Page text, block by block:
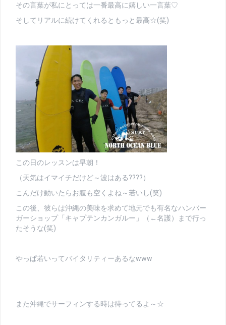
その言葉が私にとっては一番最高に嬉しい一言葉♡
そしてリアルに続けてくれるともっと最高☆(笑)
この日のレッスンは早朝！
（天気はイマイチだけど～波はある????）
こんだけ動いたらお腹も空くよね～若いし(笑)
この後、彼らは沖縄の美味を求めて地元でも有名なハンバー
ガーショップ「キャプテンカンガルー」（←名護）まで行っ
たそうな(笑)
やっぱ若いってバイタリティーあるなwww
また沖縄でサーフィンする時は待ってるよ～☆